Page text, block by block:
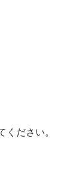
ださい。